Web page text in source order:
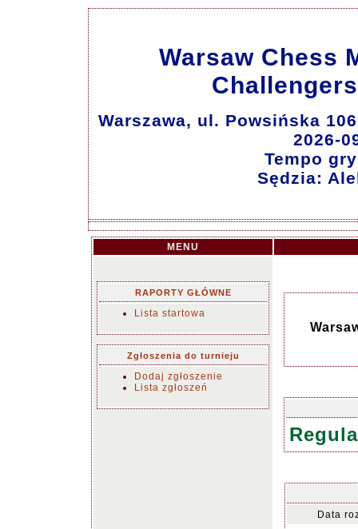
Warsaw Chess
Warszawa, ul. Powsińska
2026-
Tempo
Sędzia:
MENU
RAPORTY GŁÓWNE
Lista startowa
Zgłoszenia do turnieju
Dodaj zgłoszenie
Lista zgłoszeń
Data